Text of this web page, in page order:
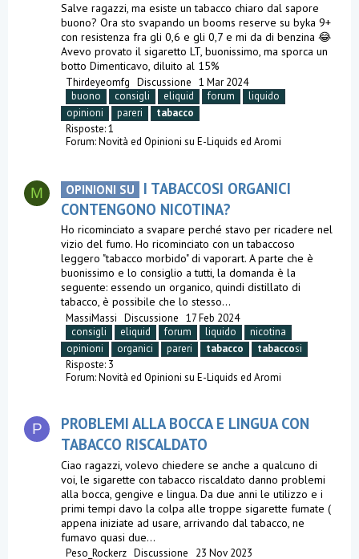
Salve ragazzi, ma esiste un tabacco chiaro dal sapore
buono? Ora sto svapando un booms reserve su byka 9+
con resistenza fra gli 0,6 e gli 0,7 e mi da di benzina 😂
Avevo provato il sigaretto LT, buonissimo, ma sporca un
botto Dimenticavo, diluito al 15%
Thirdeyeomfg Discussione 1 Mar 2024
buono
consigli eliquid forum
liquido
opinioni
pareri
tabacco
Risposte: 1
Forum:Novità ed Opinioni su E-Liquids ed Aromi
M OPINIONI SU
I TABACCOSI ORGANICI
CONTENGONO NICOTINA?
Ho ricominciato a svapare perché stavo per ricadere nel
vizio del fumo. Ho ricominciato con un tabaccoso
leggero "tabacco morbido" di vaporart. A parte che è
buonissimo e lo consiglio a tutti, la domanda è la
seguente: essendo un organico, quindi distillato di
tabacco, è possibile che lo stesso...
MassiMassi Discussione 17 Feb 2024
consigli
eliquid forum liquido
nicotina
opinioni
organici pareri tabacco tabaccosi
Risposte: 3
Forum:Novità ed Opinioni su E-Liquids ed Aromi
P
PROBLEMI ALLA BOCCA E LINGUA CON
TABACCO RISCALDATO
Ciao ragazzi, volevo chiedere se anche a qualcuno di
voi, le sigarette con tabacco riscaldato danno problemi
alla bocca, gengive e lingua. Da due anni le utilizzo e i
primi tempi davo la colpa alle troppe sigarette fumate (
appena iniziate ad usare, arrivando dal tabacco, ne
fumavo quasi due...
Peso_Rockerz Discussione 23 Nov 2023